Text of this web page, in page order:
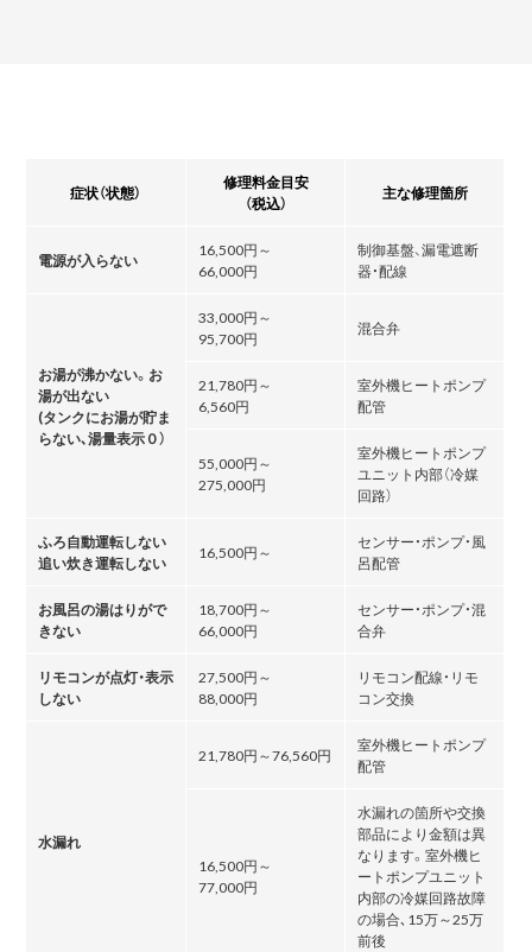
症状（状態）
修理料金目安
（税込）
主な修理箇所
電源が入らない
16,500円～
66,000円
制御基盤、漏電遮断
器・配線
お湯が沸かない。お
湯が出ない
(タンクにお湯が貯ま
らない､湯量表示０）
33,000円～
95,700円
混合弁
21,780円～
6,560円
室外機ヒートポンプ
配管
55,000円～
275,000円
室外機ヒートポンプ
ユニット内部（冷媒
回路）
ふろ自動運転しない
追い炊き運転しない
16,500円～
センサー・ポンプ・風
呂配管
お風呂の湯はりがで
きない
18,700円～
66,000円
センサー・ポンプ・混
合弁
リモコンが点灯・表示
しない
27,500円～
88,000円
リモコン配線・リモ
コン交換
水漏れ
21,780円～76,560円
室外機ヒートポンプ
配管
16,500円～
77,000円
水漏れの箇所や交換
部品により金額は異
なります。室外機ヒ
ートポンプユニット
内部の冷媒回路故障
の場合､15万～25万
前後